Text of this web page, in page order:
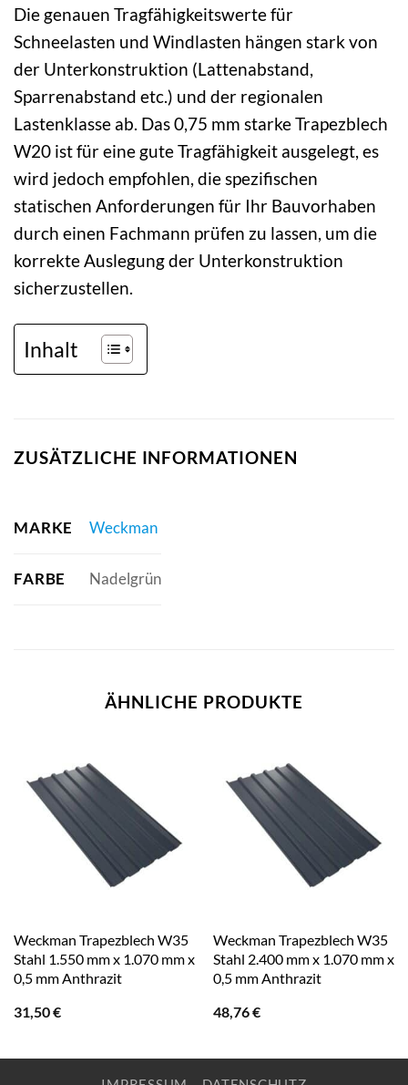
Die genauen Tragfähigkeitswerte für
Schneelasten und Windlasten hängen stark von
der Unterkonstruktion (Lattenabstand,
Sparrenabstand etc.) und der regionalen
Lastenklasse ab. Das 0,75 mm starke Trapezblech
W20 ist für eine gute Tragfähigkeit ausgelegt, es
wird jedoch empfohlen, die spezifischen
statischen Anforderungen für Ihr Bauvorhaben
durch einen Fachmann prüfen zu lassen, um die
korrekte Auslegung der Unterkonstruktion
sicherzustellen.
Inhalt
ZUSÄTZLICHE INFORMATIONEN
MARKE Weckman
FARBE Nadelgrün
ÄHNLICHE PRODUKTE
Weckman Trapezblech W35
Stahl 1.550 mm x 1.070 mm x
0,5 mm Anthrazit
31,50€
Weckman Trapezblech W35
Stahl 2.400 mm x 1.070 mm x
0,5 mm Anthrazit
48,76€